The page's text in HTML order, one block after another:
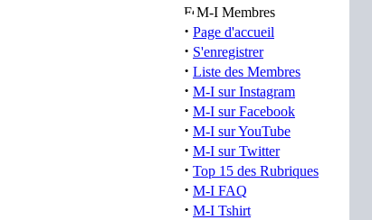
M-I Membres
· Page d'accueil
· S'enregistrer
· Liste des Membres
· M-I sur Instagram
· M-I sur Facebook
· M-I sur YouTube
· M-I sur Twitter
· Top 15 des Rubriques
· M-I FAQ
· M-I Tshirt